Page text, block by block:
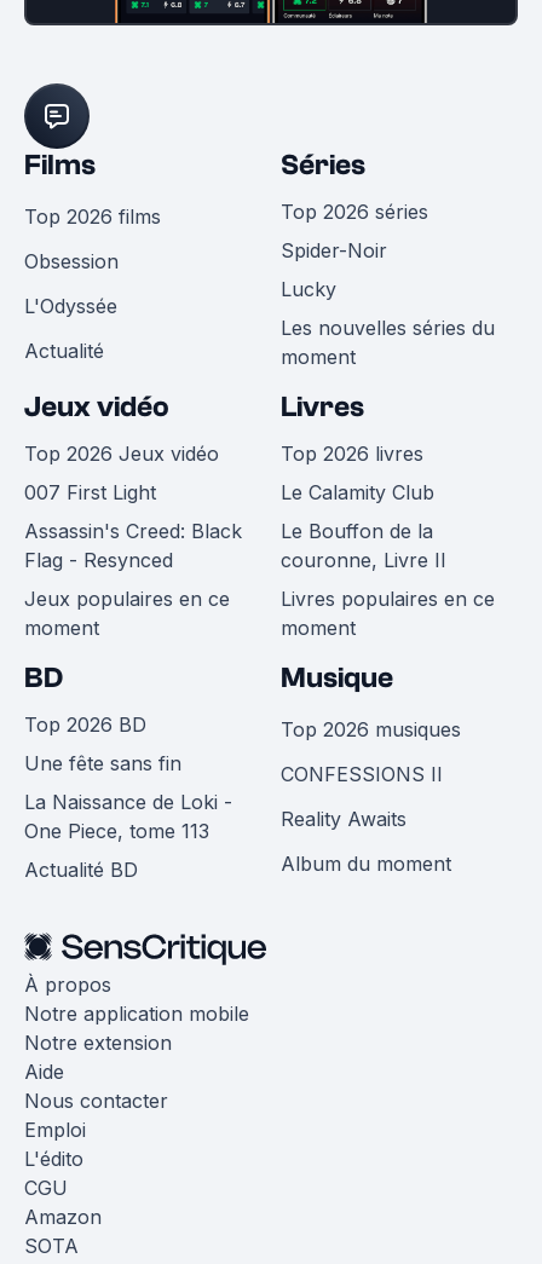
Films
Top 2026 films
Obsession
L'Odyssée
Actualité
Séries
Top 2026 séries
Spider-Noir
Lucky
Les nouvelles séries du
moment
Jeux vidéo
Top 2026 Jeux vidéo
007 First Light
Assassin's Creed: Black
Flag - Resynced
Jeux populaires en ce
moment
Livres
Top 2026 livres
Le Calamity Club
Le Bouffon de la
couronne, Livre II
Livres populaires en ce
moment
BD
Top 2026 BD
Une fête sans fin
La Naissance de Loki -
One Piece, tome 113
Actualité BD
Musique
Top 2026 musiques
CONFESSIONS II
Reality Awaits
Album du moment
À propos
Notre application mobile
Notre extension
Aide
Nous contacter
Emploi
L'édito
CGU
Amazon
SOTA